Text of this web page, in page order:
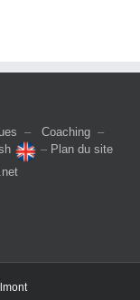
– Coaching–
– Plan du site